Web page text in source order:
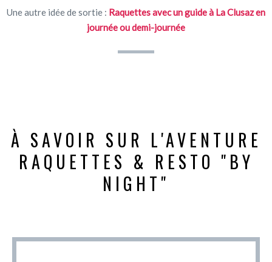
Une autre idée de sortie : Raquettes avec un guide à La Clusaz en
journée ou demi-journée
À SAVOIR SUR L'AVENTURE
RAQUETTES & RESTO "BY
NIGHT"